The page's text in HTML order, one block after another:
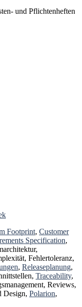
und Pflichtenheften
Footprint, Customer
Specification,
Fehlertoleranz,
, Releaseplanung,
Traceability,
Reviews,
Design, Polarion,